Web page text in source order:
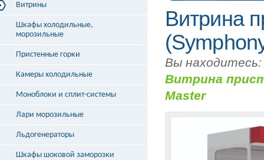
Витрина
Вы находитесь:
Витрина
Master
Витрины
Витрины холодильные
Витрины морозильные
Витрины кондитерские
Витрины угловые
Витрины «рыба на льду»
Шкафы холодильные,
морозильные
Пристенные горки
Камеры холодильные
Моноблоки и сплит-системы
Лари морозильные
Льдогенераторы
Шкафы шоковой заморозки